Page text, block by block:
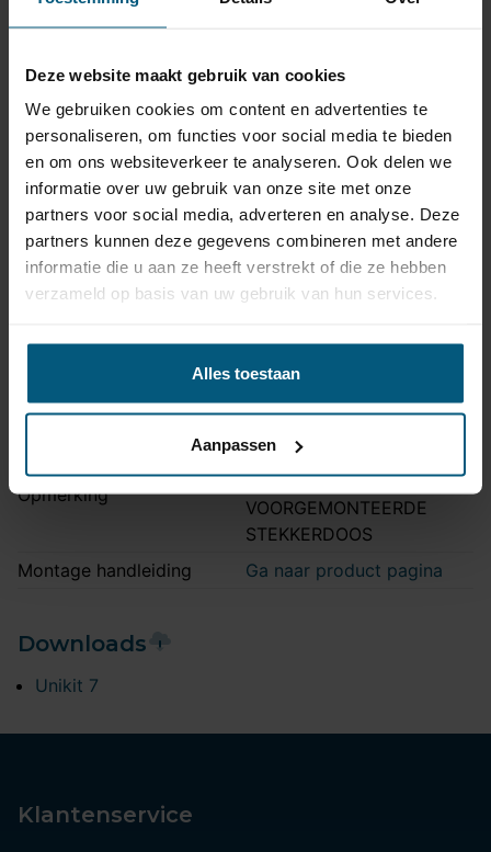
Deze website maakt gebruik van cookies
We gebruiken cookies om content en advertenties te
personaliseren, om functies voor social media te bieden
en om ons websiteverkeer te analyseren. Ook delen we
informatie over uw gebruik van onze site met onze
partners voor social media, adverteren en analyse. Deze
partners kunnen deze gegevens combineren met andere
informatie die u aan ze heeft verstrekt of die ze hebben
verzameld op basis van uw gebruik van hun services.
Alles toestaan
Aanpassen
Kabelset specificatie
Artikelnummer
Aansluiting
7 polig
Kabelset type
Universeel met module
Stekkeraansluiting
Zonder originele
connectoren
uitschakeling
Nee
Montagetijd
45-60 min.
Opmerking
Ook LED verlichting |
snelle montage dankzij
VOORGEMONTEERDE
STEKKERDOOS
Montage handleiding
Ga naar product pagina
Downloads
Unikit 7
Klantenservice